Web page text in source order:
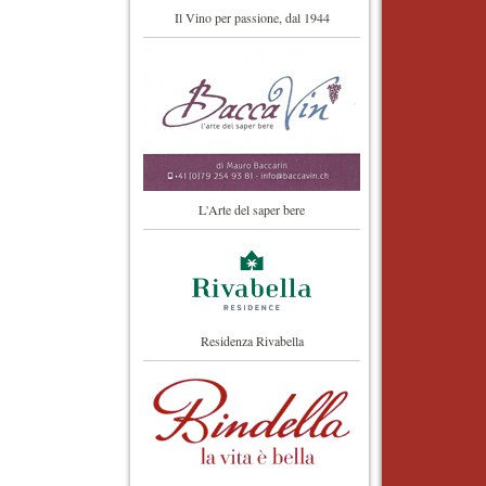
Il Vino per passione, dal 1944
L'Arte del saper bere
Residenza Rivabella